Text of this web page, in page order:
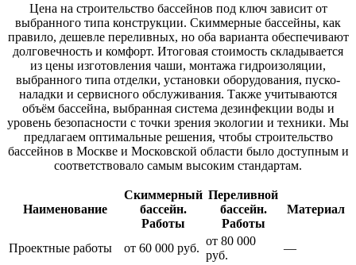
Цена на строительство бассейнов под ключ зависит от
выбранного типа конструкции. Скиммерные бассейны, как
правило, дешевле переливных, но оба варианта обеспечивают
долговечность и комфорт. Итоговая стоимость складывается
из цены изготовления чаши, монтажа гидроизоляции,
выбранного типа отделки, установки оборудования, пуско-
наладки и сервисного обслуживания. Также учитываются
объём бассейна, выбранная система дезинфекции воды и
уровень безопасности с точки зрения экологии и техники. Мы
предлагаем оптимальные решения, чтобы строительство
бассейнов в Москве и Московской области было доступным и
соответствовало самым высоким стандартам.
Наименование
Скиммерный
бассейн.
Работы
Переливной
бассейн.
Работы
Материал
Проектные работы от 60 000 руб.
от 80 000
руб.
—